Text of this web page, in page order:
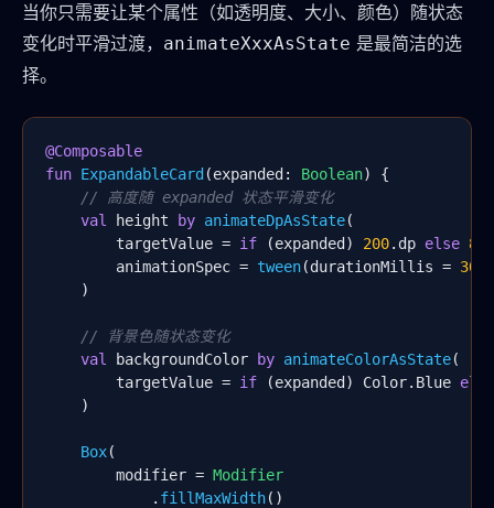
当你只需要让某个属性（如透明度、大小、颜色）随状态
变化时平滑过渡， animateXxxAsState 是最简洁的选
择。
@Composable
fun ExpandableCard (expanded: Boolean) {
// 高度随 expanded 状态平滑变化
val
height by animateDpAsState(
        targetValue =
if (expanded) 200.dp else 80
        animationSpec =
tween(durationMillis = 300
    )
// 背景色随状态变化
val
backgroundColor by animateColorAsState(
        targetValue =
if (expanded) Color.Blue else
    )
Box(
        modifier =
Modifier
            .
fillMaxWidth()